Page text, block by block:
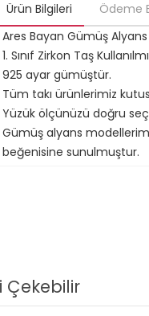
Ürün Bilgileri
Ödeme
Ares Bayan Gümüş
1. Sınıf Zirkon Taş
925 ayar gümüştür.
Tüm takı ürünlerimiz
Yüzük ölçünüzü doğru
Gümüş alyans
beğenisine sunulmuştur.
Çekebilir